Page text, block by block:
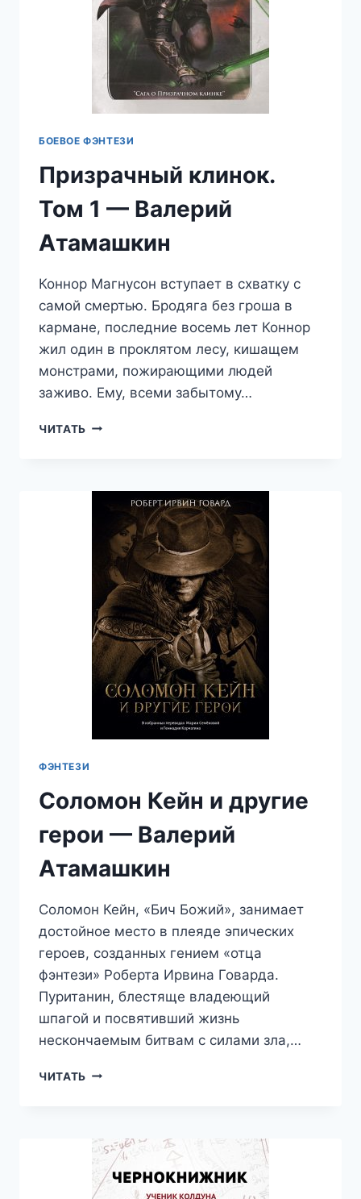
БОЕВОЕ ФЭНТЕЗИ
Призрачный клинок.
Том 1 — Валерий
Атамашкин
Коннор Магнусон вступает в схватку с
самой смертью. Бродяга без гроша в
кармане, последние восемь лет Коннор
жил один в проклятом лесу, кишащем
монстрами, пожирающими людей
заживо. Ему, всеми забытому…
ЧИТАТЬ ПРИЗРАЧНЫЙ
—
ВАЛЕРИЙ
АТАМАШКИН
ФЭНТЕЗИ
Соломон Кейн и другие
герои — Валерий
Атамашкин
Соломон Кейн, «Бич Божий», занимает
достойное место в плеяде эпических
героев, созданных гением «отца
фэнтези» Роберта Ирвина Говарда.
Пуританин, блестяще владеющий
шпагой и посвятивший жизнь
нескончаемым битвам с силами зла,…
ЧИТАТЬ СОЛОМОН
ГЕРОИ
—
ВАЛЕРИЙ
АТАМАШКИН